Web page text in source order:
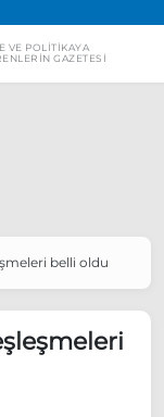
VE POLITIKAYA
GAZETESI
edecek
kararı aldı
belli oldu